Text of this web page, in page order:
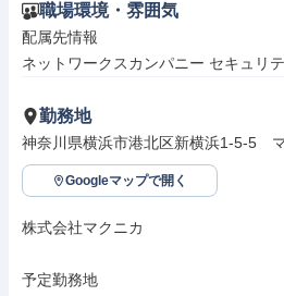
職場環境・雰囲気
配属先情報
ネットワークスカンパニー セキュリ
勤務地
神奈川県横浜市港北区新横浜1-5-5　
Googleマップで開く
株式会社マクニカ
予定勤務地